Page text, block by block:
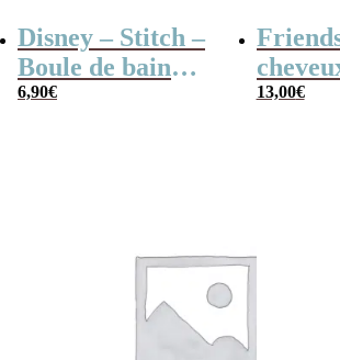
Disney – Stitch –
Boule de bain
effervescente –
6,90€ 13,00€